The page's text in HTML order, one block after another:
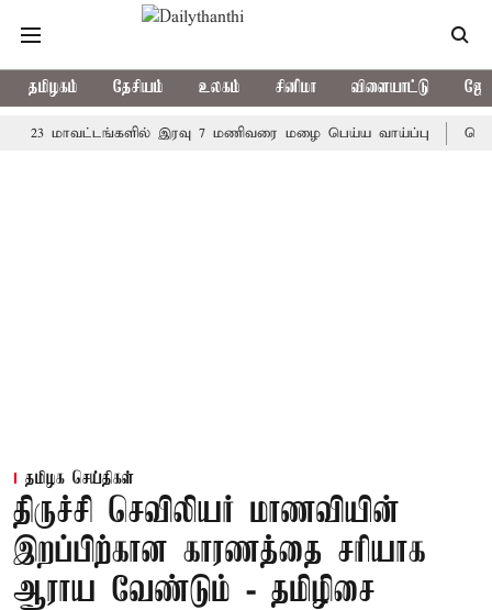
தமிழகம் தேசியம் உலகம் சினிமா விளையாட்டு
மாவட்டங்களில் இரவு 7 மணிவரை மழை பெய்ய வாய்ப்பு கொரிய
தமிழக செய்திகள்
திருச்சி செவிலியர் மாணவியின்
இறப்பிற்கான காரணத்தை சரியாக
ஆராய வேண்டும் - தமிழிசை